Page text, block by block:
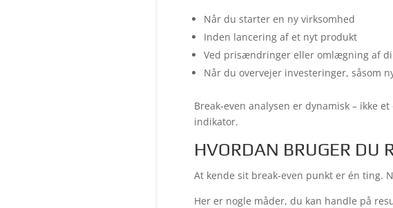
Når du starter en ny virksomhed
Inden lancering af et nyt produkt
Ved prisændringer eller omlægning af
Når du overvejer investeringer, såsom
Break-even analysen er dynamisk – ikke
indikator.
HVORDAN BRUGER DU
At kende sit break-even punkt er én ting.
Her er nogle måder, du kan handle på